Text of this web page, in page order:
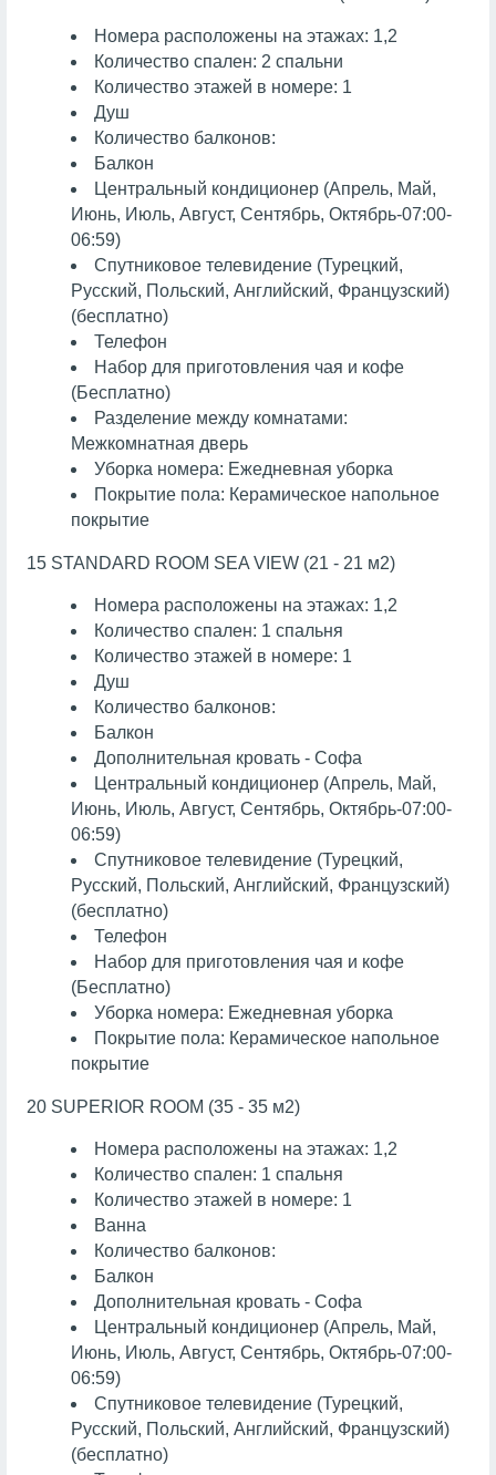
Номера расположены на этажах: 1,2
Количество спален: 2 спальни
Количество этажей в номере: 1
Душ
Количество балконов:
Балкон
Центральный кондиционер (Апрель, Май,
Июнь, Июль, Август, Сентябрь, Октябрь-07:00-
06:59)
Спутниковое телевидение (Турецкий,
Русский, Польский, Английский, Французский)
(бесплатно)
Телефон
Набор для приготовления чая и кофе
(Бесплатно)
Разделение между комнатами:
Межкомнатная дверь
Уборка номера: Ежедневная уборка
Покрытие пола: Керамическое напольное
покрытие
15 STANDARD ROOM SEA VIEW (21 - 21 м2)
Номера расположены на этажах: 1,2
Количество спален: 1 спальня
Количество этажей в номере: 1
Душ
Количество балконов:
Балкон
Дополнительная кровать - Софа
Центральный кондиционер (Апрель, Май,
Июнь, Июль, Август, Сентябрь, Октябрь-07:00-
06:59)
Спутниковое телевидение (Турецкий,
Русский, Польский, Английский, Французский)
(бесплатно)
Телефон
Набор для приготовления чая и кофе
(Бесплатно)
Уборка номера: Ежедневная уборка
Покрытие пола: Керамическое напольное
покрытие
20 SUPERIOR ROOM (35 - 35 м2)
Номера расположены на этажах: 1,2
Количество спален: 1 спальня
Количество этажей в номере: 1
Ванна
Количество балконов:
Балкон
Дополнительная кровать - Софа
Центральный кондиционер (Апрель, Май,
Июнь, Июль, Август, Сентябрь, Октябрь-07:00-
06:59)
Спутниковое телевидение (Турецкий,
Русский, Польский, Английский, Французский)
(бесплатно)